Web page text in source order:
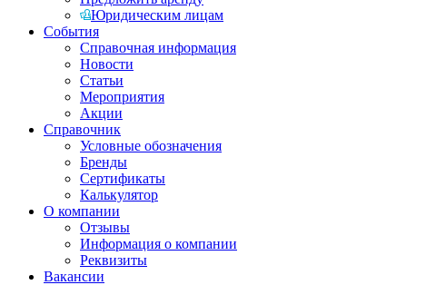
Юридическим лицам
События
Справочная информация
Новости
Статьи
Мероприятия
Акции
Справочник
Условные обозначения
Бренды
Сертификаты
Калькулятор
О компании
Отзывы
Информация о компании
Реквизиты
Вакансии